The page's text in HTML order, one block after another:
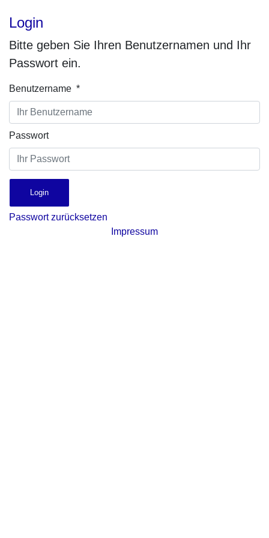
Login
Bitte geben Sie Ihren Benutzernamen und Ihr
Passwort ein.
Benutzername *
Passwort
Login
Passwort zurücksetzen
Impressum